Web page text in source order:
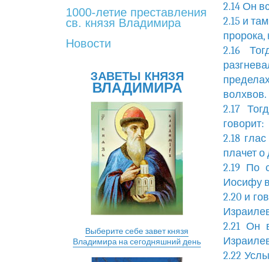
1000-летие преставления
св. князя Владимира
Новости
ЗАВЕТЫ КНЯЗЯ
ВЛАДИМИРА
Выберите себе завет князя
Владимира на сегодняшний день
2.14 Он
2.15 и
2.16
волхвов.
2.17
говорит:
2.18
плачет о
2.19 По
Иосифу
2.20 и
2.21 Он
2.22